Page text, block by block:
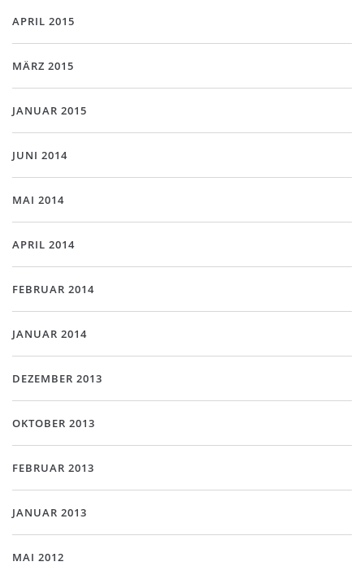
APRIL 2015
MÄRZ 2015
JANUAR 2015
JUNI 2014
MAI 2014
APRIL 2014
FEBRUAR 2014
JANUAR 2014
DEZEMBER 2013
OKTOBER 2013
FEBRUAR 2013
JANUAR 2013
MAI 2012